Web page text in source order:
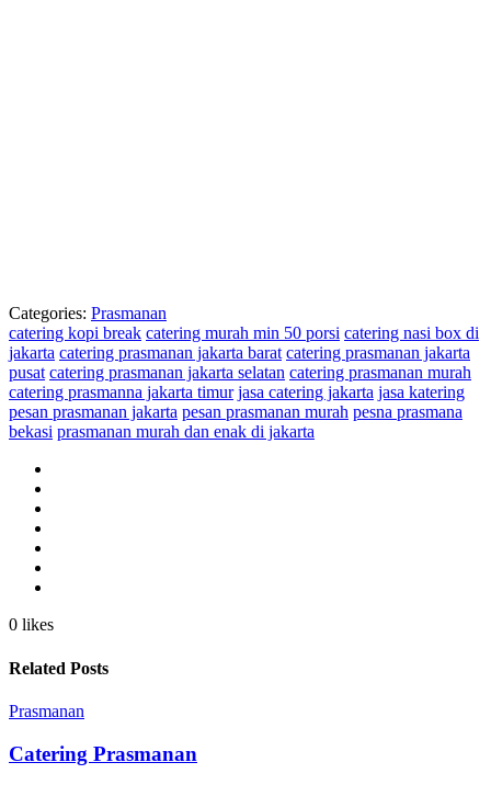
Categories: Prasmanan
catering kopi break catering murah min 50 porsi catering nasi box di
jakarta catering prasmanan jakarta barat catering prasmanan jakarta
pusat catering prasmanan jakarta selatan catering prasmanan murah
catering prasmanna jakarta timur jasa catering jakarta jasa katering
pesan prasmanan jakarta pesan prasmanan murah pesna prasmana
bekasi prasmanan murah dan enak di jakarta
0 likes
Related Posts
Prasmanan
Catering Prasmanan